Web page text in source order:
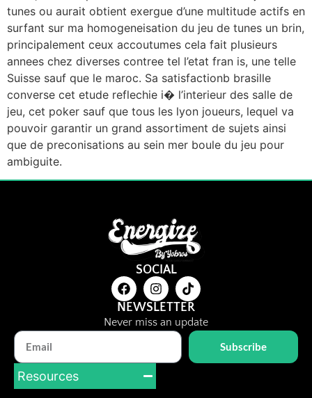
tunes ou aurait obtient exergue d’une multitude actifs en
surfant sur ma homogeneisation du jeu de tunes un brin,
principalement ceux accoutumes cela fait plusieurs
annees chez diverses contree tel l’etat fran is, une telle
Suisse sauf que le maroc. Sa satisfactionb brasille
converse cet etude reflechie i� l’interieur des salle de
jeu, cet poker sauf que tous les lyon joueurs, lequel va
pouvoir garantir un grand assortiment de sujets ainsi
que de preconisations au sein mer boule du jeu pour
ambiguite.
SOCIAL
NEWSLETTER
Never miss an update
Subscribe
Resources